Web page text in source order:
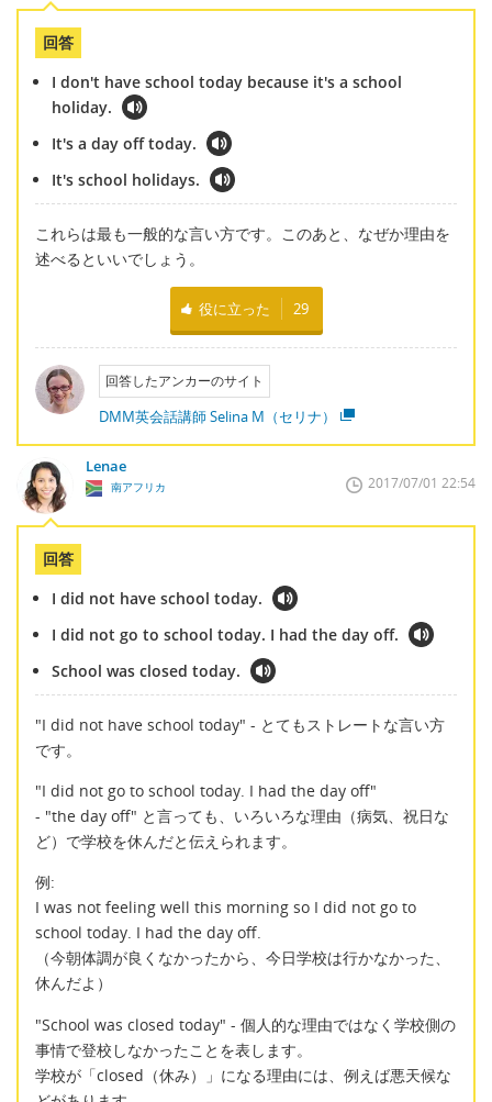
回答
I don't have school today because it's a school
holiday.
It's a day off today.
It's school holidays.
これらは最も一般的な言い方です。このあと、なぜか理由を
述べるといいでしょう。
役に立った 29
回答したアンカーのサイト
DMM英会話講師 Selina M（セリナ）
Lenae
南アフリカ 2017/07/01 22:54
回答
I did not have school today.
I did not go to school today. I had the day off.
School was closed today.
"I did not have school today" - とてもストレートな言い方
です。
"I did not go to school today. I had the day off"
- "the day off" と言っても、いろいろな理由（病気、祝日な
ど）で学校を休んだと伝えられます。
例:
I was not feeling well this morning so I did not go to
school today. I had the day off.
（今朝体調が良くなかったから、今日学校は行かなかった、
休んだよ）
"School was closed today" - 個人的な理由ではなく学校側の
事情で登校しなかったことを表します。
学校が「closed（休み）」になる理由には、例えば悪天候な